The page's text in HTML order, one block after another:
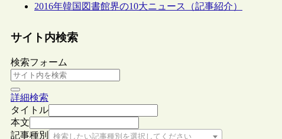
2016年韓国図書館界の10大ニュース（記事紹介）
サイト内検索
検索フォーム
詳細検索
タイトル
本文
記事種別
検索したい記事種別を選択してください